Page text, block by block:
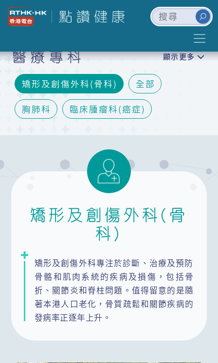
醫療專科
全部
胸肺科 臨床腫瘤科(癌症)
腦神經內/外科
矯形及創傷外科(骨科)
兒科 泌尿科
口腔頜面外科及牙科 精神科
皮膚科 內分泌及糖尿科(腎臟)
呼吸系統科
風濕病科(免疫系統及關節) 整形外科
感染及傳染科 腸胃肝膽科
顯示更多
矯形及創傷外科(骨
科)
矯形及創傷外科專注於診斷、治療及預防
骨骼和肌肉系統的疾病及損傷，包括骨
折、關節炎和脊柱問題。值得留意的是隨
著本港人口老化，骨質疏鬆和關節疾病的
發病率正逐年上升。